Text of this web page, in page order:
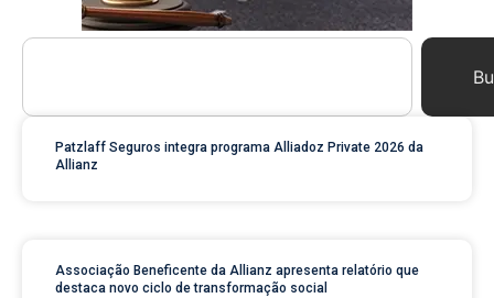
Patzlaff Seguros integra programa Alliadoz Private 2026 da
Allianz
Associação Beneficente da Allianz apresenta relatório que
destaca novo ciclo de transformação social